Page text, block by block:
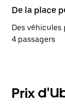
De la place
Des
4 passagers
Prix